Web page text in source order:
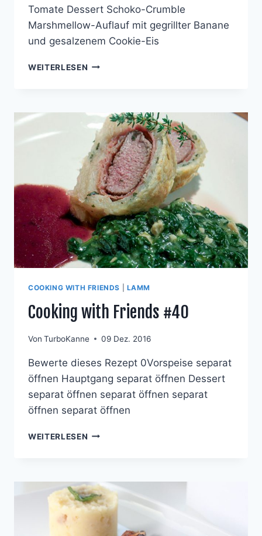
Tomate Dessert Schoko-Crumble
Marshmellow-Auflauf mit gegrillter Banane
und gesalzenem Cookie-Eis
WEITERLESEN BBQ
COOKING WITH FRIENDS LAMM
Cooking with Friends #40
Von TurboKanne 09 Dez. 2016
Bewerte dieses Rezept 0Vorspeise separat
öffnen Hauptgang separat öffnen Dessert
separat öffnen separat öffnen separat
öffnen separat öffnen
WEITERLESEN COOKING